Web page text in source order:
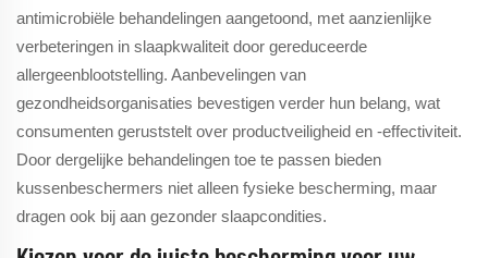
antimicrobiële behandelingen aangetoond, met aanzienlijke
verbeteringen in slaapkwaliteit door gereduceerde
allergeenblootstelling. Aanbevelingen van
gezondheidsorganisaties bevestigen verder hun belang, wat
consumenten geruststelt over productveiligheid en -effectiviteit.
Door dergelijke behandelingen toe te passen bieden
kussenbeschermers niet alleen fysieke bescherming, maar
dragen ook bij aan gezonder slaapcondities.